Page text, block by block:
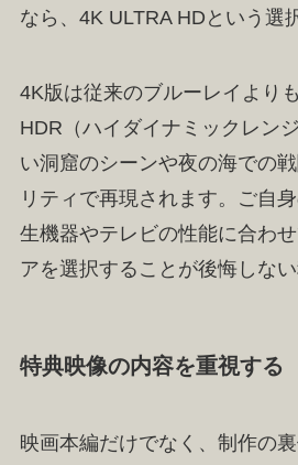
なら、4K ULTRA HDという選
4K版は従来のブルーレイより
HDR（ハイダイナミックレン
い洞窟のシーンや夜の海での
リティで再現されます。ご自
生機器やテレビの性能に合わ
アを選択することが後悔しない
特典映像の内容を重視する
映画本編だけでなく、制作の